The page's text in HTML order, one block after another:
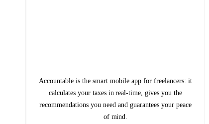
Accountable is the smart mobile app for freelancers: it
calculates your taxes in real-time, gives you the
recommendations you need and guarantees your peace
of mind.